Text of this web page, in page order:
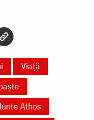
Viață
Athos